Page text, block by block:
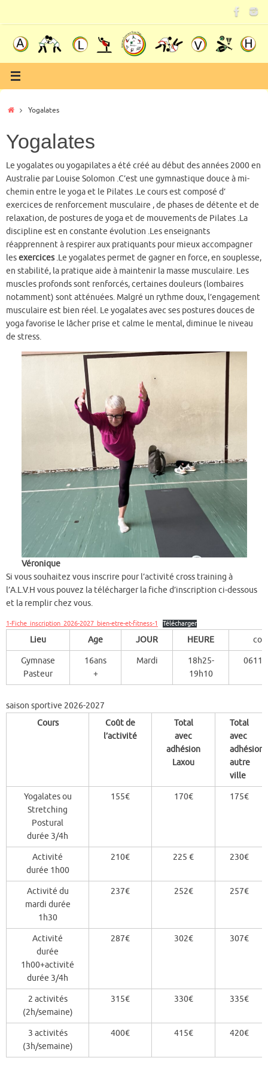
Accueil
Yogalates
Yogalates
Le yogalates ou yogapilates a été créé au début des années 2000 en
Australie par Louise Solomon .C’est une gymnastique douce à mi-
chemin entre le yoga et le Pilates .Le cours est composé d’
exercices de renforcement musculaire , de phases de détente et de
relaxation, de postures de yoga et de mouvements de Pilates .La
discipline est en constante évolution .Les enseignants
réapprennent à respirer aux pratiquants pour mieux accompagner
lesexercices.Le yogalates permet de gagner en force, en souplesse,
en stabilité, la pratique aide à maintenir la masse musculaire. Les
muscles profonds sont renforcés, certaines douleurs (lombaires
notamment) sont atténuées. Malgré un rythme doux, l’engagement
musculaire est bien réel. Le yogalates avec ses postures douces de
yoga favorise le lâcher prise et calme le mental, diminue le niveau
de stress.
Véronique
Si vous souhaitez vous inscrire pour l’activité cross training à
l’A.L.V.H vous pouvez la télécharger la fiche d’inscription ci-dessous
et la remplir chez vous.
1-Fiche_inscription_2026-2027_bien-etre-et-fitness-1 Télécharger
Lieu Age JOUR HEURE
Gymnase
Pasteur
16ans
+
Mardi
18h25-
19h10
saison sportive 2026-2027
Cours
Coût de
l’activité
Total
avec
adhésion
Laxou
Total
avec
adhésion
autre
ville
Yogalates ou
Stretching
Postural
durée 3/4h
155€ 170€ 175€
Activité
durée 1h00
210€ 225 € 230€
Activité du
mardi durée
1h30
237€ 252€ 257€
Activité
durée
1h00+activité
durée 3/4h
287€ 302€ 307€
2 activités
(2h/semaine)
315€ 330€ 335€
3 activités
(3h/semaine)
400€ 415€ 420€